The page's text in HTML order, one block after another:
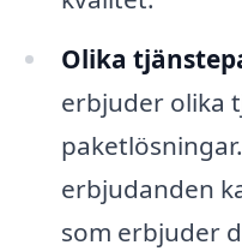
Olika
erbjuder olika
erbjudanden
som erbjuder